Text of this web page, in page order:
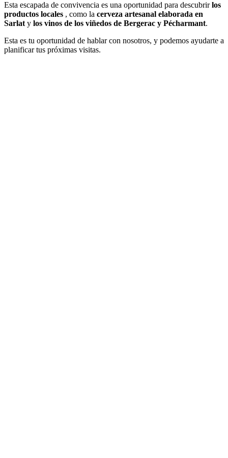
Esta escapada de convivencia es una oportunidad para descubrirlos
productos locales , como la cerveza artesanal elaborada en
Sarlat y los vinos de los viñedos de Bergerac y Pécharmant.
Esta es tu oportunidad de hablar con nosotros, y podemos ayudarte a
planificar tus próximas visitas.